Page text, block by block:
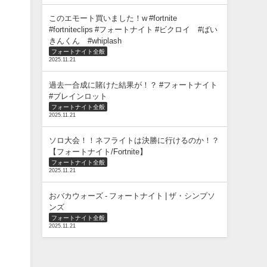
このエモート買いました！w #fortnite
#fortniteclips #フォートナイト #ビクロイ #ばい
きんくん #whiplash
フォートナイト全般
2025.11.21
過去一合成に賭けた結果が！？ #フォートナイト
#ブレインロット
フォートナイト全般
2025.11.21
ソロ大会！！ネフライトは決勝に行けるのか！？
【フォートナイト/Fortnite】
フォートナイト全般
2025.11.21
おバカウォーズ - フォートナイト | ザ・シンプソ
ンズ
フォートナイト全般
2025.11.21